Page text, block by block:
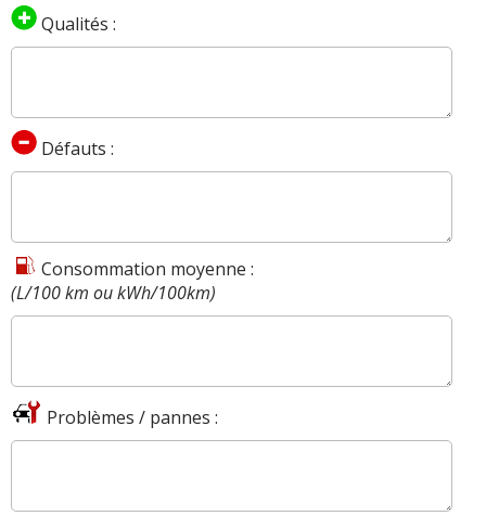
Qualités :
Défauts :
Consommation moyenne :
(L/100 km ou kWh/100km)
Problèmes / pannes :